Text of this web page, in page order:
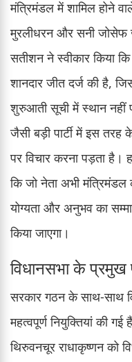
मंत्रिमंडल में शामिल होने
मुरलीधरन और सनी जोसेफ
सतीशन ने स्वीकार किया
शानदार जीत दर्ज की है,
शुरुआती सूची में स्थान नहीं
जैसी बड़ी पार्टी में इस
पर विचार करना पड़ता है।
कि जो नेता अभी मंत्रिमंडल
योग्यता और अनुभव का
किया जाएगा।
विधानसभा के प्रमुख
सरकार गठन के साथ-साथ
महत्वपूर्ण नियुक्तियां की
थिरुवनचूर राधाकृष्णन को